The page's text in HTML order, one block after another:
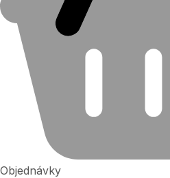
Objednávky